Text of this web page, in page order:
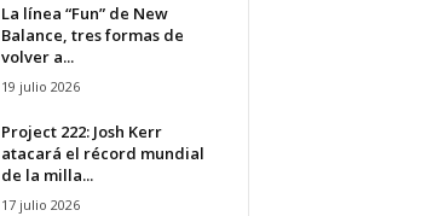
La línea “Fun” de New
Balance, tres formas de
volver a...
19 julio 2026
Project 222: Josh Kerr
atacará el récord mundial
de la milla...
17 julio 2026